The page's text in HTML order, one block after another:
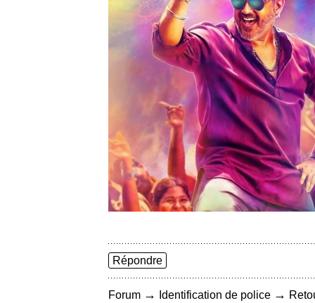
Répondre
Forum → Identification de police →